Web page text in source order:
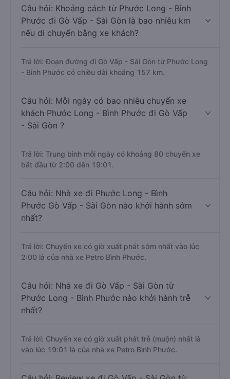
Câu hỏi: Khoảng cách từ Phước Long - Bình
Phước đi Gò Vấp - Sài Gòn là bao nhiêu km
nếu di chuyển bằng xe khách?
Trả lời: Đoạn đường đi Gò Vấp - Sài Gòn từ Phước Long
- Bình Phước có chiều dài khoảng 157 km.
Câu hỏi: Mỗi ngày có bao nhiêu chuyến xe
khách Phước Long - Bình Phước đi Gò Vấp
- Sài Gòn ?
Trả lời: Trung bình mỗi ngày có khoảng 80 chuyến xe
bắt đầu từ 2:00 đến 19:01.
Câu hỏi: Nhà xe đi Phước Long - Bình
Phước Gò Vấp - Sài Gòn nào khởi hành sớm
nhất?
Trả lời: Chuyến xe có giờ xuất phát sớm nhất vào lúc
2:00 là của nhà xe Petro Bình Phước.
Câu hỏi: Nhà xe đi Gò Vấp - Sài Gòn từ
Phước Long - Bình Phước nào khởi hành trễ
nhất?
Trả lời: Chuyến xe có giờ xuất phát trễ (muộn) nhất là
vào lúc 19:01 là của nhà xe Petro Bình Phước.